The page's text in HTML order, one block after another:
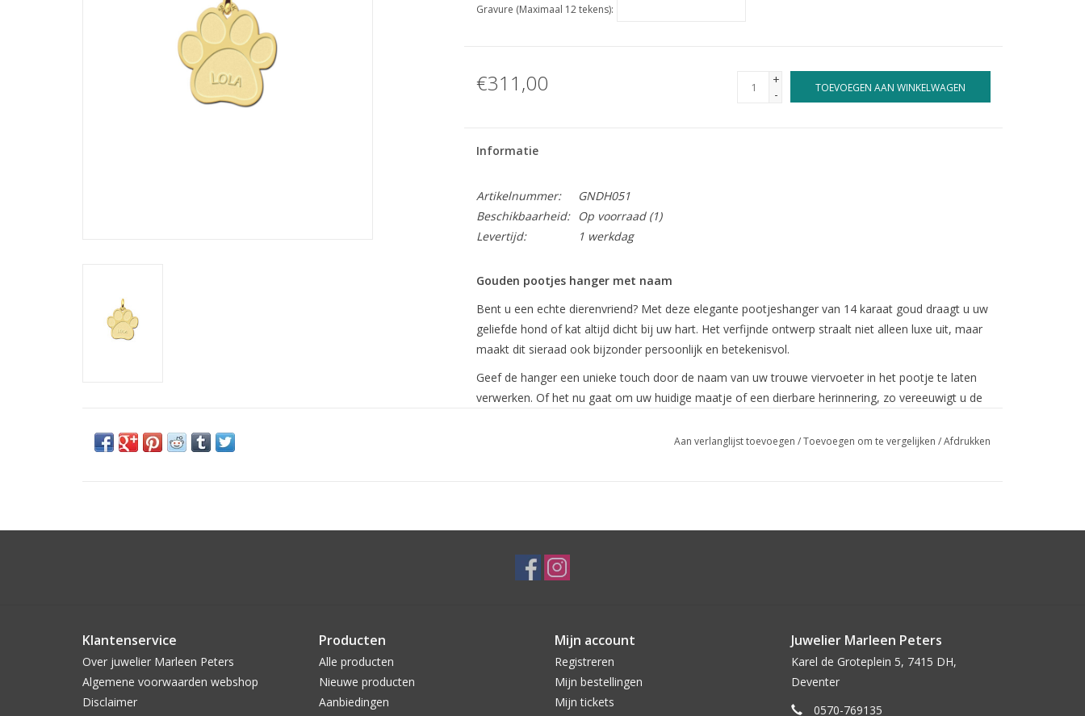
Gravure (Maximaal 12 tekens):
€311,00
+
-
TOEVOEGEN AAN WINKELWAGEN
Informatie
Artikelnummer:
GNDH051
Beschikbaarheid:
Op voorraad(1)
Levertijd:
1 werkdag
Gouden pootjes hanger met naam
Bent u een echte dierenvriend? Met deze elegante pootjeshanger van 14 karaat goud draagt u uw
geliefde hond of kat altijd dicht bij uw hart. Het verfijnde ontwerp straalt niet alleen luxe uit, maar
maakt dit sieraad ook bijzonder persoonlijk en betekenisvol.
Geef de hanger een unieke touch door de naam van uw trouwe viervoeter in het pootje te laten
verwerken. Of het nu gaat om uw huidige maatje of een dierbare herinnering, zo vereeuwigt u de
De hanger heeft een subtiele afmeting van ca. 16 x 17 mm en een dikte van 0,7 mm, waardoor
Aan verlanglijst toevoegen /Toevoegen om te vergelijken /Afdrukken
Klantenservice
Over juwelier Marleen Peters
Algemene voorwaarden webshop
Disclaimer
Producten
Alle producten
Nieuwe producten
Aanbiedingen
Mijn account
Registreren
Mijn bestellingen
Mijn tickets
Juwelier Marleen Peters
Karel de Groteplein 5, 7415 DH,
Deventer
0570-769135